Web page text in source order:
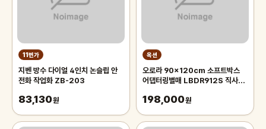
11번가
지벤 방수 다이얼 4인치 논슬립 안
전화 작업화 ZB-203
83,130원
옥션
오로라 90x120cm 소프트박스
어댑터링별매 LBDR912S 직사각
오로라 90x120
198,000원